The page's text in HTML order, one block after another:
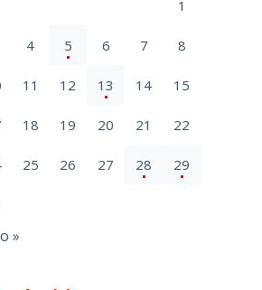
1
4 5 6 7 8
11 12 13 14 15
18 19 20 21 22
25 26 27 28 29
»